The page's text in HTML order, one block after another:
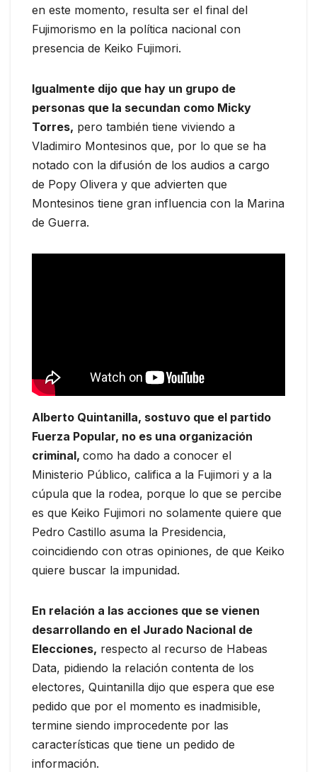
en este momento, resulta ser el final del
Fujimorismo en la política nacional con
presencia de Keiko Fujimori.
Igualmente dijo que hay un grupo de
personas que la secundan como Micky
Torres, pero también tiene viviendo a
Vladimiro Montesinos que, por lo que se ha
notado con la difusión de los audios a cargo
de Popy Olivera y que advierten que
Montesinos tiene gran influencia con la Marina
de Guerra.
Alberto Quintanilla, sostuvo que el partido
Fuerza Popular, no es una organización
criminal, como ha dado a conocer el
Ministerio Público, califica a la Fujimori y a la
cúpula que la rodea, porque lo que se percibe
es que Keiko Fujimori no solamente quiere que
Pedro Castillo asuma la Presidencia,
coincidiendo con otras opiniones, de que Keiko
quiere buscar la impunidad.
En relación a las acciones que se vienen
desarrollando en el Jurado Nacional de
Elecciones, respecto al recurso de Habeas
Data, pidiendo la relación contenta de los
electores, Quintanilla dijo que espera que ese
pedido que por el momento es inadmisible,
termine siendo improcedente por las
características que tiene un pedido de
información.